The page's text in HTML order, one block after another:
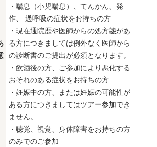
・喘息（小児喘息）、てんかん、発
作、 過呼吸の症状をお持ちの方
・現在通院歴や医師からの処方箋があ
る方につきましては例外なく医師から
の診断書のご提出が必須となります。
・飲酒後の方、ご参加により悪化する
おそれのある症状をお持ちの方
・妊娠中の方、または妊娠の可能性が
ある方につきましてはツアー参加でき
ません。
・聴覚、視覚、身体障害をお持ちの方
のみでのご参加